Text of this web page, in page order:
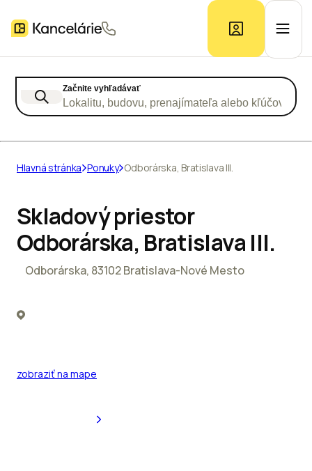
Prieskum trhu
Inzerát
Začnite vyhľadávať
Lokalitu, budovu, prenajímateľa alebo kľúčové
Hlavná stránka Ponuky Odborárska, Bratislava III.
Skladový priestor
Odborárska, Bratislava III.
Odborárska, 83102 Bratislava-Nové Mesto
zobraziť na mape